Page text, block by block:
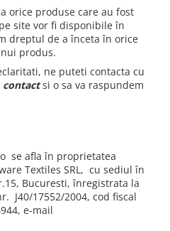
orice produse care au fost
site vor fi disponibile în
dreptul de a înceta în orice
produs.
ne puteti contacta cu
contactsi o sa va raspundem
se afla în proprietatea
Textiles SRL, cu sediul în
Bucuresti, înregistrata la
J40/17552/2004, cod fiscal
e-mail